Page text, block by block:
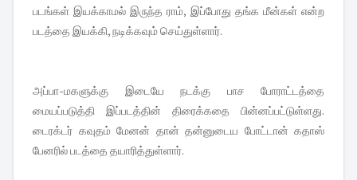
படங்கள் இயக்காமல் இருந்த ராம், இப்போது தங்க மீன்கள் என்ற
படத்தை‌ இயக்கி, நடிக்கவும் செய்துள்ளார்.
அப்பா-மகளுக்கு இடையே நடக்கு பாச போராட்டத்தை
மையப்படுத்தி இப்படத்தின் திரைக்கதை பின்னப்பட்டுள்ளது.
டைரக்டர் கவுதம் மேனன் தான் தன்னுடைய போட்டான் கதாஸ்
பேனரில் படத்தை தயாரித்துள்ளார்.